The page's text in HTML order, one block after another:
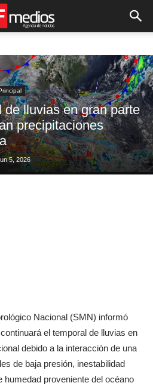
de lluvias en gran parte
precipitaciones
5, 2026
Nacional (SMN) informó
el temporal de lluvias en
debido a la interacción de una
de baja presión, inestabilidad
humedad proveniente del océano